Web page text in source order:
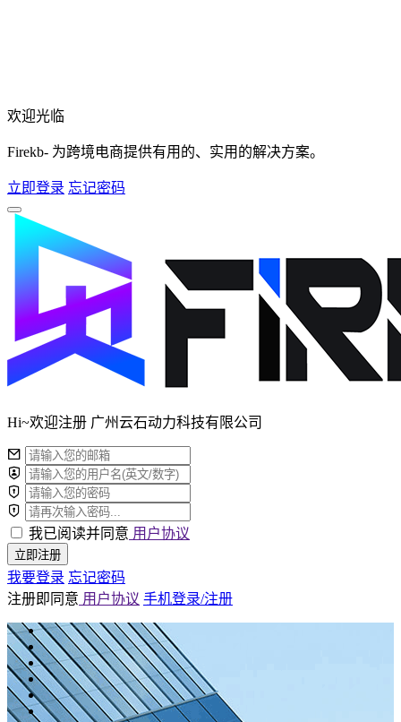
欢迎光临
Firekb- 为跨境电商提供有用的、实用的解决方案。
立即登录 忘记密码
Hi~欢迎注册 广州云石动力科技有限公司
我已阅读并同意 用户协议
立即注册
我要登录 忘记密码
注册即同意 用户协议 手机登录/注册